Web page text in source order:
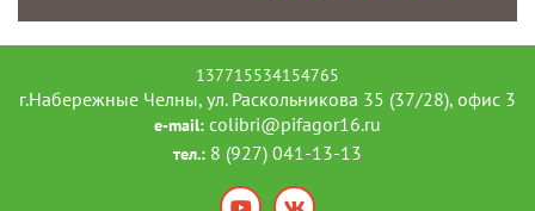
137715534154765
г.Набережные Челны, ул. Раскольникова 35 (37/28), офис 3
e-mail: colibri@pifagor16.ru
тел.: 8 (927) 041-13-13